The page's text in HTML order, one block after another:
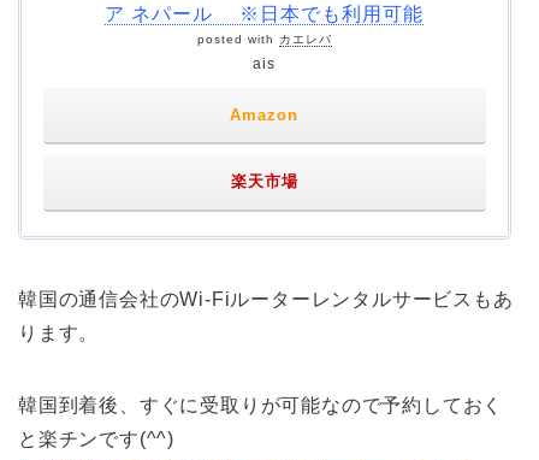
ア ネパール ※日本でも利用可能
posted with カエレバ
ais
Amazon
楽天市場
韓国の通信会社のWi-Fiルーターレンタルサービスもあ
ります。
韓国到着後、すぐに受取りが可能なので予約しておく
と楽チンです(^^)